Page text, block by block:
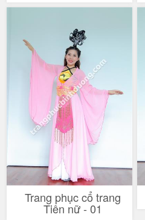
Trang phục cổ trang
Tiên nữ - 01